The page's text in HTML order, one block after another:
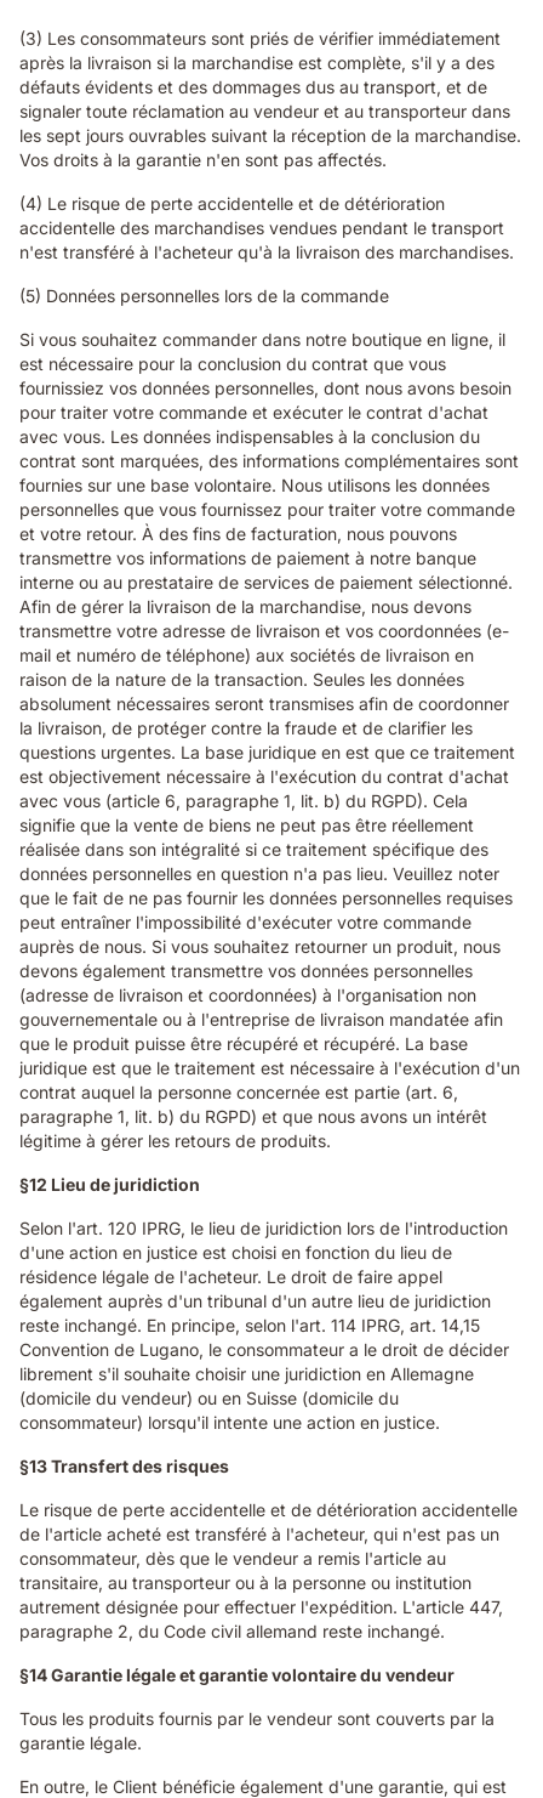
(3) Les consommateurs sont priés de vérifier immédiatement
après la livraison si la marchandise est complète, s'il y a des
défauts évidents et des dommages dus au transport, et de
signaler toute réclamation au vendeur et au transporteur dans
les sept jours ouvrables suivant la réception de la marchandise.
Vos droits à la garantie n'en sont pas affectés.
(4) Le risque de perte accidentelle et de détérioration
accidentelle des marchandises vendues pendant le transport
n'est transféré à l'acheteur qu'à la livraison des marchandises.
(5) Données personnelles lors de la commande
Si vous souhaitez commander dans notre boutique en ligne, il
est nécessaire pour la conclusion du contrat que vous
fournissiez vos données personnelles, dont nous avons besoin
pour traiter votre commande et exécuter le contrat d'achat
avec vous. Les données indispensables à la conclusion du
contrat sont marquées, des informations complémentaires sont
fournies sur une base volontaire. Nous utilisons les données
personnelles que vous fournissez pour traiter votre commande
et votre retour. À des fins de facturation, nous pouvons
transmettre vos informations de paiement à notre banque
interne ou au prestataire de services de paiement sélectionné.
Afin de gérer la livraison de la marchandise, nous devons
transmettre votre adresse de livraison et vos coordonnées (e-
mail et numéro de téléphone) aux sociétés de livraison en
raison de la nature de la transaction. Seules les données
absolument nécessaires seront transmises afin de coordonner
la livraison, de protéger contre la fraude et de clarifier les
questions urgentes. La base juridique en est que ce traitement
est objectivement nécessaire à l'exécution du contrat d'achat
avec vous (article 6, paragraphe 1, lit. b) du RGPD). Cela
signifie que la vente de biens ne peut pas être réellement
réalisée dans son intégralité si ce traitement spécifique des
données personnelles en question n'a pas lieu. Veuillez noter
que le fait de ne pas fournir les données personnelles requises
peut entraîner l'impossibilité d'exécuter votre commande
auprès de nous. Si vous souhaitez retourner un produit, nous
devons également transmettre vos données personnelles
(adresse de livraison et coordonnées) à l'organisation non
gouvernementale ou à l'entreprise de livraison mandatée afin
que le produit puisse être récupéré et récupéré. La base
juridique est que le traitement est nécessaire à l'exécution d'un
contrat auquel la personne concernée est partie (art. 6,
paragraphe 1, lit. b) du RGPD) et que nous avons un intérêt
légitime à gérer les retours de produits.
§12 Lieu de juridiction
Selon l'art. 120 IPRG, le lieu de juridiction lors de l'introduction
d'une action en justice est choisi en fonction du lieu de
résidence légale de l'acheteur. Le droit de faire appel
également auprès d'un tribunal d'un autre lieu de juridiction
reste inchangé. En principe, selon l'art. 114 IPRG, art. 14,15
Convention de Lugano, le consommateur a le droit de décider
librement s'il souhaite choisir une juridiction en Allemagne
(domicile du vendeur) ou en Suisse (domicile du
consommateur) lorsqu'il intente une action en justice.
§13 Transfert des risques
Le risque de perte accidentelle et de détérioration accidentelle
de l'article acheté est transféré à l'acheteur, qui n'est pas un
consommateur, dès que le vendeur a remis l'article au
transitaire, au transporteur ou à la personne ou institution
autrement désignée pour effectuer l'expédition. L'article 447,
paragraphe 2, du Code civil allemand reste inchangé.
§14 Garantie légale et garantie volontaire du vendeur
Tous les produits fournis par le vendeur sont couverts par la
garantie légale.
En outre, le Client bénéficie également d'une garantie, qui est